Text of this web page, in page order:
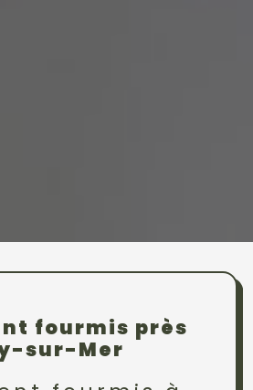
fourmis près
sur-Mer